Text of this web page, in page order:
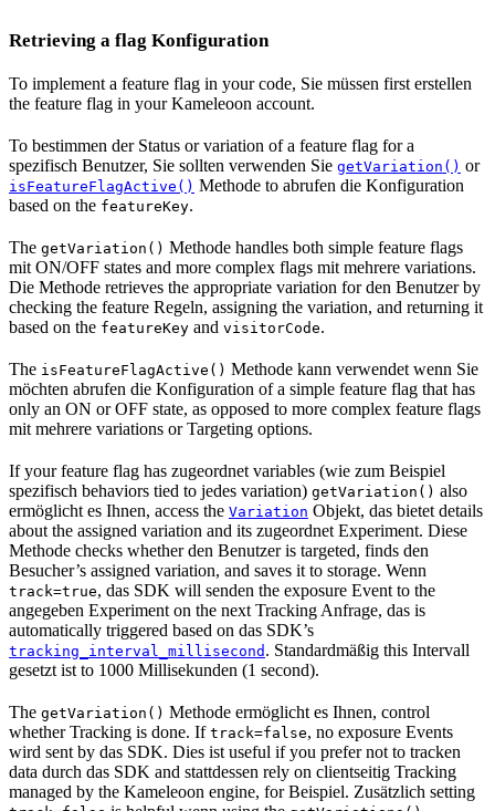
Retrieving a flag Konfiguration
To implement a feature flag in your code, Sie müssen first erstellen
the feature flag in your Kameleoon account.
To bestimmen der Status or variation of a feature flag for a
spezifisch Benutzer, Sie sollten verwenden Sie getVariation() or
isFeatureFlagActive() Methode to abrufen die Konfiguration
based on the featureKey.
The getVariation() Methode handles both simple feature flags
mit ON/OFF states and more complex flags mit mehrere variations.
Die Methode retrieves the appropriate variation for den Benutzer by
checking the feature Regeln, assigning the variation, and returning it
based on the featureKey and visitorCode.
The isFeatureFlagActive() Methode kann verwendet wenn Sie
möchten abrufen die Konfiguration of a simple feature flag that has
only an ON or OFF state, as opposed to more complex feature flags
mit mehrere variations or Targeting options.
If your feature flag has zugeordnet variables (wie zum Beispiel
spezifisch behaviors tied to jedes variation) getVariation() also
ermöglicht es Ihnen, access the Variation Objekt, das bietet details
about the assigned variation and its zugeordnet Experiment. Diese
Methode checks whether den Benutzer is targeted, finds den
Besucher’s assigned variation, and saves it to storage. Wenn
track=true, das SDK will senden the exposure Event to the
angegeben Experiment on the next Tracking Anfrage, das is
automatically triggered based on das SDK’s
tracking_interval_millisecond . Standardmäßig this Intervall
gesetzt ist to 1000 Millisekunden (1 second).
The getVariation() Methode ermöglicht es Ihnen, control
whether Tracking is done. If track=false, no exposure Events
wird sent by das SDK. Dies ist useful if you prefer not to tracken
data durch das SDK and stattdessen rely on clientseitig Tracking
managed by the Kameleoon engine, for Beispiel. Zusätzlich setting